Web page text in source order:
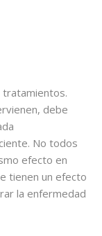
tratamientos.
debe
No todos
efecto en
tienen un efecto
la enfermedad